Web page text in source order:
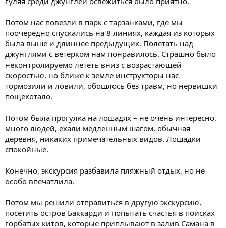
Потом нас повезли в парк с тарзанками, где мы
поочередно спускались на 8 линиях, каждая из которых
была выше и длиннее предыдущих. Полетать над
джунглями с ветерком нам понравилось. Страшно было
неконтролируемо лететь вниз с возрастающей
скоростью, но ближе к земле инструкторы нас
тормозили и ловили, обошлось без травм, но нервишки
пощекотало.
Потом была прогулка на лошадях – не очень интересно,
много людей, ехали медленным шагом, обычная
деревня, никаких примечательных видов. Лошадки
спокойные.
Конечно, экскурсия разбавила пляжный отдых, но не
особо впечатлила.
Потом мы решили отправиться в другую экскурсию,
посетить остров Баккарди и попытать счастья в поисках
горбатых китов, которые приплывают в залив Самана в